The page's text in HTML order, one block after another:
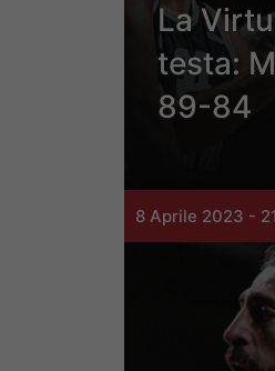
La
testa:
89-84
8 Aprile 2023 -